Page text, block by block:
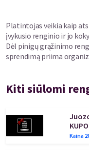
Platintojas veikia kaip
įvykusio renginio ir jo
Dėl pinigų grąžinimo
sprendimą priima
Kiti siūlomi
Kaina